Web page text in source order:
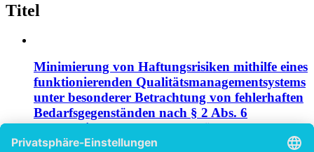
Titel
Minimierung von Haftungsrisiken mithilfe eines
funktionierenden Qualitätsmanagementsystems
unter besonderer Betrachtung von fehlerhaften
Bedarfsgegenständen nach § 2 Abs. 6
Lebensmittel-, Bedarfsgegenstände- und
Futtermittelgesetzbuch (LFGB)